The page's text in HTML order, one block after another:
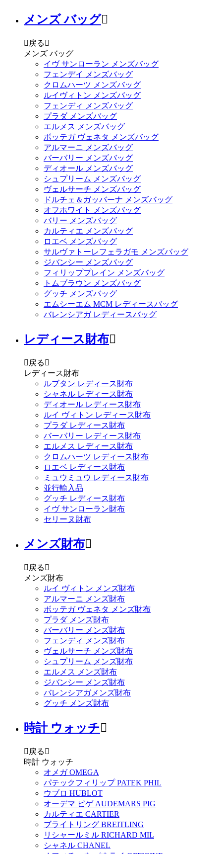
メンズ バッグ
 戻る 
メンズ バッグ
イヴ サンローラン メンズバッグ
フェンデイ メンズバッグ
クロムハーツ メンズバッグ
ルイヴィトン メンズバッグ
フェンディ メンズバッグ
プラダ メンズバッグ
エルメス メンズバッグ
ボッテガ ヴェネタ メンズバッグ
アルマーニ メンズバッグ
バーバリー メンズバッグ
ディオール メンズバッグ
シュプリーム メンズバッグ
ヴェルサーチ メンズバッグ
ドルチェ＆ガッバーナ メンズバッグ
オフホワイト メンズバッグ
バリー メンズバッグ
カルティエ メンズバッグ
ロエベ メンズバッグ
サルヴァトーレフェラガモ メンズバッグ
ジバンシー メンズバッグ
フィリッププレイン メンズバッグ
トムブラウン メンズバッグ
グッチ メンズバッグ
エムシーエム MCM レディースバッグ
バレンシアガ レディースバッグ
レディース財布
 戻る 
レディース財布
ルブタン レディース財布
シャネル レディース財布
ディオール レディース財布
ルイ ヴィトン レディース財布
プラダ レディース財布
バーバリー レディース財布
エルメス レディース財布
クロムハーツ レディース財布
ロエベ レディース財布
ミュウミュウ レディース財布
並行輸入品
グッチ レディース財布
イヴ サンローラン財布
セリーヌ財布
メンズ財布
 戻る 
メンズ財布
ルイ ヴィトン メンズ財布
アルマーニ メンズ財布
ボッテガ ヴェネタ メンズ財布
プラダ メンズ財布
バーバリー メンズ財布
フェンディ メンズ財布
ヴェルサーチ メンズ財布
シュプリーム メンズ財布
エルメス メンズ財布
ジバンシー メンズ財布
バレンシアガメンズ財布
グッチ メンズ財布
時計 ウォッチ
 戻る 
時計 ウォッチ
オメガ OMEGA
パテックフィリップ PATEK PHIL
ウブロ HUBLOT
オーデマ ピゲ AUDEMARS PIG
カルティエ CARTIER
ブライトリング BREITLING
リシャールミル RICHARD MIL
シャネル CHANEL